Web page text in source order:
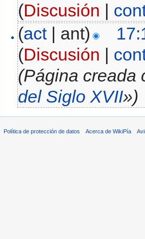
(Discusión |
(act| ant)
(Discusión |
(Página creada
del Siglo XVII»)
Política de protección de datos Acerca de WikiPía